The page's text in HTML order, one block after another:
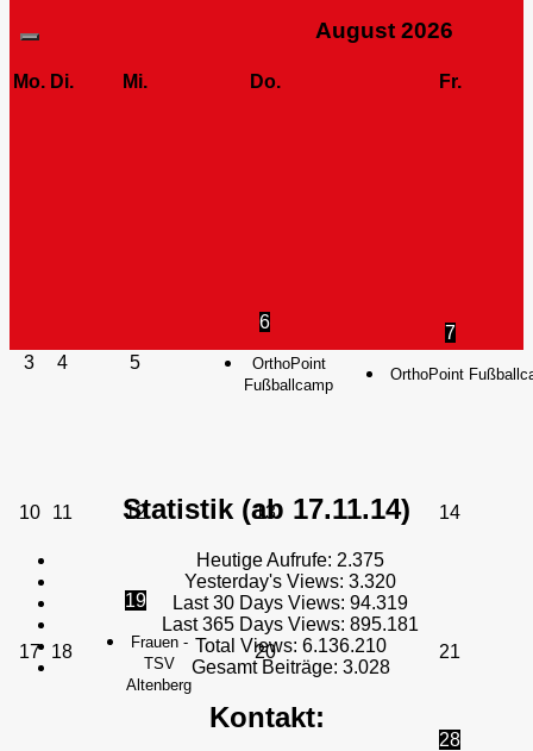
August 2026
Mo. Di. Mi. Do. Fr.
3 4 5
6
OrthoPoint
Fußballcamp
7
OrthoPoint
10 11 12 13 14
17 18
19
Frauen -
TSV
Altenberg
20 21
28
Statistik (ab 17.11.14)
Heutige Aufrufe: 2.375
Yesterday's Views: 3.320
Last 30 Days Views: 94.319
Last 365 Days Views: 895.181
Total Views: 6.136.210
Gesamt Beiträge: 3.028
Kontakt: